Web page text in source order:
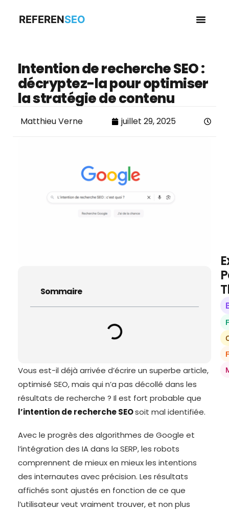
REFERENSEO
Intention de recherche SEO :
décryptez-la pour optimiser
la stratégie de contenu
Matthieu Verne juillet 29, 2025
Sommaire
Vous est-il déjà arrivée d’écrire un superbe article,
optimisé SEO, mais qui n’a pas décollé dans les
résultats de recherche ? Il est fort probable que
l’intention de recherche SEOsoit mal identifiée.
Avec le progrès des algorithmes de Google et
l’intégration des IA dans la SERP, les robots
comprennent de mieux en mieux les intentions
des internautes avec précision. Les résultats
affichés sont ajustés en fonction de ce que
l’utilisateur veut vraiment trouver, et non plus